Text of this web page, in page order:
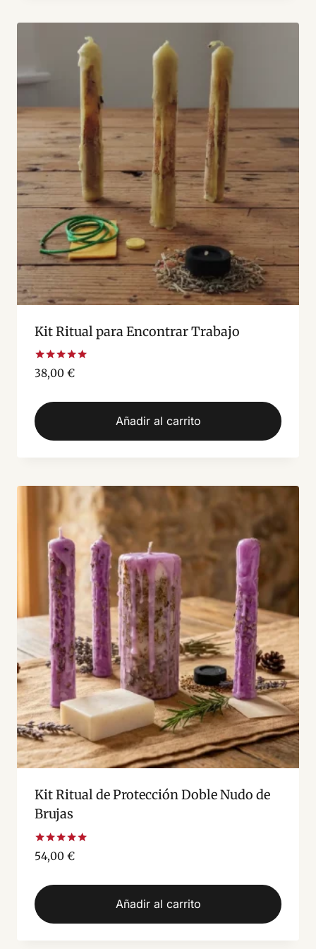
Kit Ritual para Encontrar Trabajo
Valorado
con
de 5
38,00 €
Añadir al carrito
Kit Ritual de Protección Doble Nudo de
Brujas
Valorado
con
de 5
54,00 €
Añadir al carrito